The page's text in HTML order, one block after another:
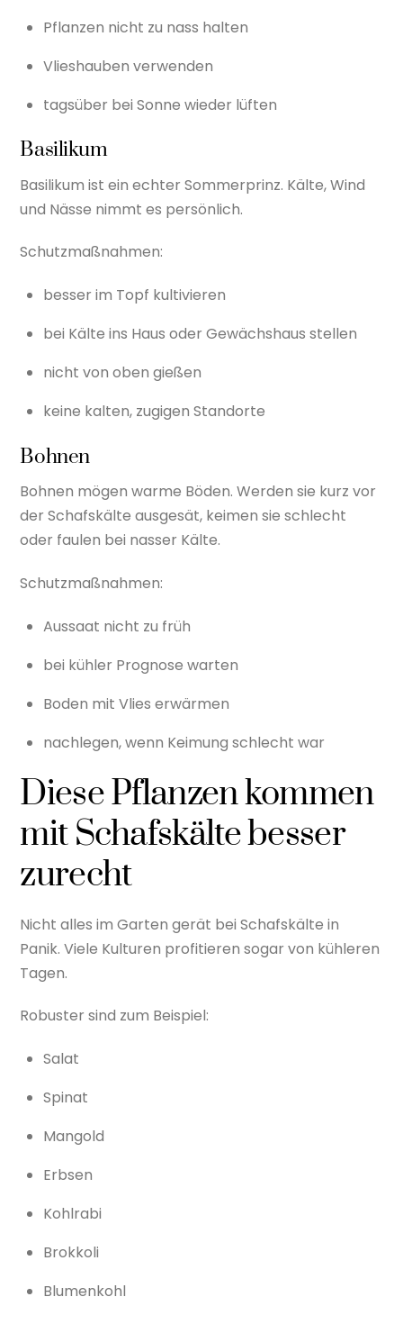
Pflanzen nicht zu nass halten
Vlieshauben verwenden
tagsüber bei Sonne wieder lüften
Basilikum
Basilikum ist ein echter Sommerprinz. Kälte, Wind
und Nässe nimmt es persönlich.
Schutzmaßnahmen:
besser im Topf kultivieren
bei Kälte ins Haus oder Gewächshaus stellen
nicht von oben gießen
keine kalten, zugigen Standorte
Bohnen
Bohnen mögen warme Böden. Werden sie kurz vor
der Schafskälte ausgesät, keimen sie schlecht
oder faulen bei nasser Kälte.
Schutzmaßnahmen:
Aussaat nicht zu früh
bei kühler Prognose warten
Boden mit Vlies erwärmen
nachlegen, wenn Keimung schlecht war
Diese Pflanzen kommen
mit Schafskälte besser
zurecht
Nicht alles im Garten gerät bei Schafskälte in
Panik. Viele Kulturen profitieren sogar von kühleren
Tagen.
Robuster sind zum Beispiel:
Salat
Spinat
Mangold
Erbsen
Kohlrabi
Brokkoli
Blumenkohl